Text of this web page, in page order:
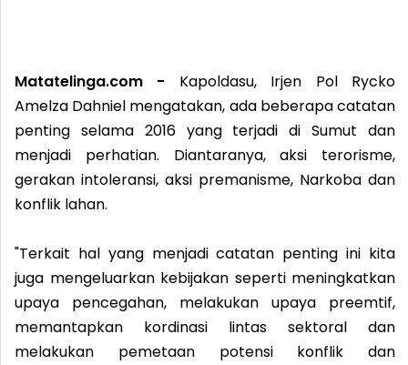
Matatelinga.com - Kapoldasu, Irjen Pol Rycko
Amelza Dahniel mengatakan, ada beberapa catatan
penting selama 2016 yang terjadi di Sumut dan
menjadi perhatian. Diantaranya, aksi terorisme,
gerakan intoleransi, aksi premanisme, Narkoba dan
konflik lahan.
"Terkait hal yang menjadi catatan penting ini kita
juga mengeluarkan kebijakan seperti meningkatkan
upaya pencegahan, melakukan upaya preemtif,
memantapkan kordinasi lintas sektoral dan
melakukan pemetaan potensi konflik dan